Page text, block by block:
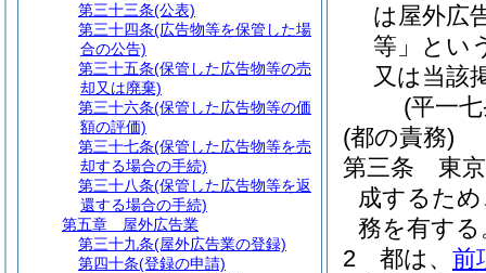
は屋外広
等」とい
又は当該
(平一
(都の責務)
第三条
東
成するた
務を有する
2
都は、 前
第三十三条(公表)
第三十四条(広告物等を保管した場
合の公告)
第三十五条(保管した広告物等の売
却又は廃棄)
第三十六条(保管した広告物等の価
額の評価)
第三十七条(保管した広告物等を売
却する場合の手続)
第三十八条(保管した広告物等を返
還する場合の手続)
第五章
屋外広告業
第三十九条(屋外広告業の登録)
第四十条(登録の申請)